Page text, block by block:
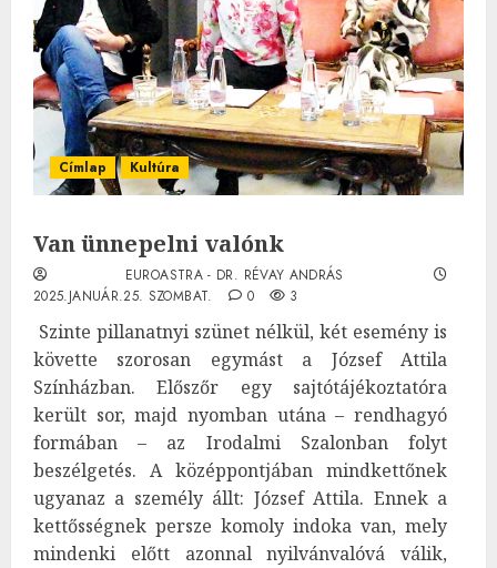
Címlap Kultúra
Van ünnepelni valónk
EUROASTRA - DR. RÉVAY ANDRÁS
2025.JANUÁR.25. SZOMBAT.
0 3
Szinte pillanatnyi szünet nélkül, két esemény is
követte szorosan egymást a József Attila
Színházban. Előszőr egy sajtótájékoztatóra
került sor, majd nyomban utána – rendhagyó
formában – az Irodalmi Szalonban folyt
beszélgetés. A középpontjában mindkettőnek
ugyanaz a személy állt: József Attila. Ennek a
kettősségnek persze komoly indoka van, mely
mindenki előtt azonnal nyilvánvalóvá válik,